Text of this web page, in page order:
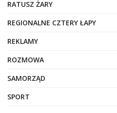
RATUSZ ŻARY
REGIONALNE CZTERY ŁAPY
REKLAMY
ROZMOWA
SAMORZĄD
SPORT